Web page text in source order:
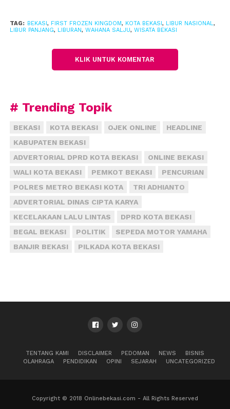
hanya perlu membayar tiket seharga Rp 80 ribu.
keluar-masuk wahana jika ingin menghangatkan
sepuasnya tanpa batasan waktu,” tutup Dieng.
TAG: BEKASI, FIRST FROZEN KINGDOM, KOTA BEKASI, LIBUR NASIONAL,
LIBUR PANJANG, LIBURAN, WAHANA SALJU, WISATA BEKASI
KLIK UNTUK KOMENTAR
# Trending Topik
BEKASI KOTA BEKASI OJEK ONLINE
HEADLINE
KABUPATEN BEKASI
ADVERTORIAL DPRD KOTA BEKASI
ONLINE BEKASI
WALI KOTA BEKASI
PEMKOT BEKASI
PENCURIAN
POLRES METRO BEKASI KOTA
TRI ADHIANTO
ADVERTORIAL DINAS CIPTA KARYA
KECELAKAAN LALU LINTAS
DPRD KOTA BEKASI
BEGAL BEKASI
POLITIK
SEPEDA MOTOR YAMAHA
BANJIR BEKASI
PILKADA KOTA BEKASI
TENTANG KAMI DISCLAIMER PEDOMAN NEWS
BISNIS
OLAHRAGA
PENDIDIKAN OPINI SEJARAH UNCATEGORIZED
Copyright © 2018 Onlinebekasi.com - All Rights Reserved